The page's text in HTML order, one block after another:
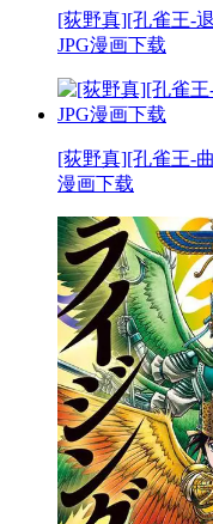
[荻野真][孔雀王-
JPG漫画下载
[荻野真][孔雀王-
漫画下载